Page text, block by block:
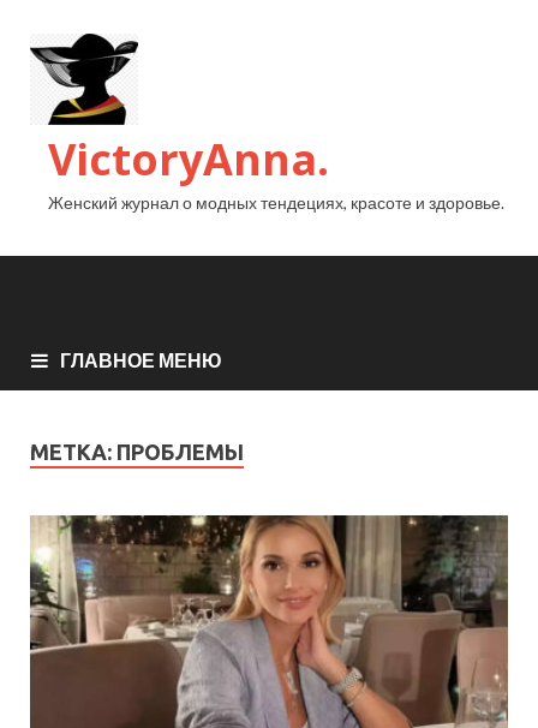
VictoryAnna.
Женский журнал о модных тендециях, красоте и здоровье.
ГЛАВНОЕ МЕНЮ
МЕТКА: ПРОБЛЕМЫ